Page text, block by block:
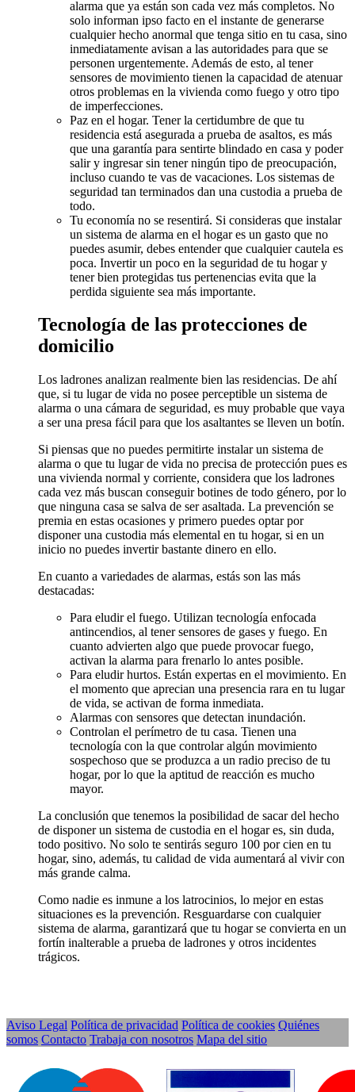
alarma que ya están son cada vez más completos. No
solo informan ipso facto en el instante de generarse
cualquier hecho anormal que tenga sitio en tu casa, sino
inmediatamente avisan a las autoridades para que se
personen urgentemente. Además de esto, al tener
sensores de movimiento tienen la capacidad de atenuar
otros problemas en la vivienda como fuego y otro tipo
de imperfecciones.
Paz en el hogar. Tener la certidumbre de que tu
residencia está asegurada a prueba de asaltos, es más
que una garantía para sentirte blindado en casa y poder
salir y ingresar sin tener ningún tipo de preocupación,
incluso cuando te vas de vacaciones. Los sistemas de
seguridad tan terminados dan una custodia a prueba de
todo.
Tu economía no se resentirá. Si consideras que instalar
un sistema de alarma en el hogar es un gasto que no
puedes asumir, debes entender que cualquier cautela es
poca. Invertir un poco en la seguridad de tu hogar y
tener bien protegidas tus pertenencias evita que la
perdida siguiente sea más importante.
Tecnología de las protecciones de
domicilio
Los ladrones analizan realmente bien las residencias. De ahí
que, si tu lugar de vida no posee perceptible un sistema de
alarma o una cámara de seguridad, es muy probable que vaya
a ser una presa fácil para que los asaltantes se lleven un botín.
Si piensas que no puedes permitirte instalar un sistema de
alarma o que tu lugar de vida no precisa de protección pues es
una vivienda normal y corriente, considera que los ladrones
cada vez más buscan conseguir botines de todo género, por lo
que ninguna casa se salva de ser asaltada. La prevención se
premia en estas ocasiones y primero puedes optar por
disponer una custodia más elemental en tu hogar, si en un
inicio no puedes invertir bastante dinero en ello.
En cuanto a variedades de alarmas, estás son las más
destacadas:
Para eludir el fuego. Utilizan tecnología enfocada
antincendios, al tener sensores de gases y fuego. En
cuanto advierten algo que puede provocar fuego,
activan la alarma para frenarlo lo antes posible.
Para eludir hurtos. Están expertas en el movimiento. En
el momento que aprecian una presencia rara en tu lugar
de vida, se activan de forma inmediata.
Alarmas con sensores que detectan inundación.
Controlan el perímetro de tu casa. Tienen una
tecnología con la que controlar algún movimiento
sospechoso que se produzca a un radio preciso de tu
hogar, por lo que la aptitud de reacción es mucho
mayor.
La conclusión que tenemos la posibilidad de sacar del hecho
de disponer un sistema de custodia en el hogar es, sin duda,
todo positivo. No solo te sentirás seguro 100 por cien en tu
hogar, sino, además, tu calidad de vida aumentará al vivir con
más grande calma.
Como nadie es inmune a los latrocinios, lo mejor en estas
situaciones es la prevención. Resguardarse con cualquier
sistema de alarma, garantizará que tu hogar se convierta en un
fortín inalterable a prueba de ladrones y otros incidentes
trágicos.
Aviso Legal Política de privacidad Política de cookies Quiénes
somos Contacto Trabaja con nosotros Mapa del sitio